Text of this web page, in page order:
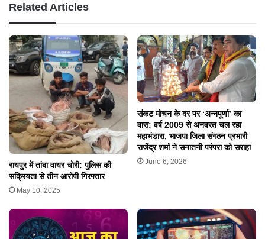
Related Articles
रायपुर में तांबा वायर चोरी: पुलिस की
सक्रियता से तीन आरोपी गिरफ्तार
May 10, 2025
संकट मोचन के दर पर ‘अन्नपूर्णा’ का
वास: वर्ष 2009 से अनवरत चल रहा
महाभंडारा, भाजपा जिला संगठन प्रभारी
राजेंद्र शर्मा ने सनातनी परंपरा को सराहा
June 6, 2026